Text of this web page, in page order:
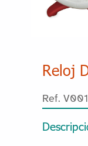
Reloj
Ref.